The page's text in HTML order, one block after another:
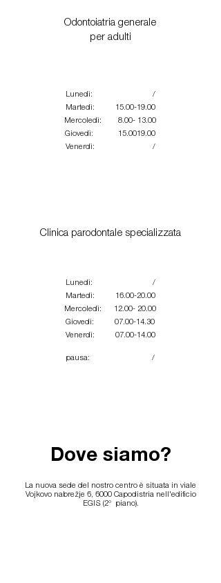
Odontoiatria generale
per adulti
Lunedì: /
Martedì: 15.00-19.00
Mercoledì: 8.00- 13.00
Giovedì: 15.0019.00
Venerdì: /
Clinica parodontale specializzata
Lunedì: /
Martedì: 16.00-20.00
Mercoledì: 12.00- 20.00
Giovedì: 07.00-14.30
Venerdì: 07.00-14.00
pausa: /
Dove siamo?
La nuova sede del nostro centro è situata in viale
Vojkovo nabrežje 6, 6000 Capodistria nell'edificio
EGIS (2° piano).